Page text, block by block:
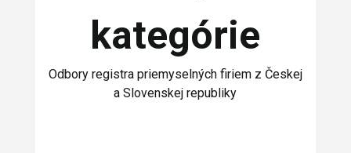
kategórie
Odbory registra priemyselných firiem z Českej
a Slovenskej republiky